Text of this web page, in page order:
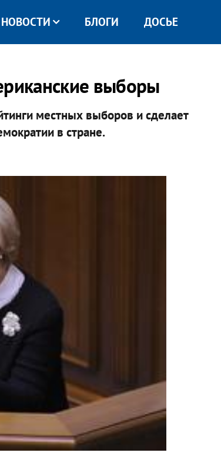
НОВОСТИ БЛОГИ ДОСЬЕ
выборы
местных выборов и сделает
в стране.​